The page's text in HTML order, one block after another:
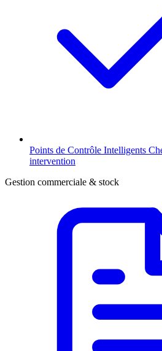
Points de Contrôle Intelligents
intervention
Gestion commerciale & stock